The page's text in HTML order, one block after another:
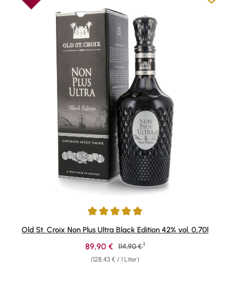
Durchschnittliche Bewertung von 4.97 von 5 Sternen
Old St. Croix Non Plus Ultra Black Edition 42% vol. 0,70l
(128,43 € / 1 Liter)
Verkaufspreis:
89,90 € Regulärer Preis:
114,90 € 1